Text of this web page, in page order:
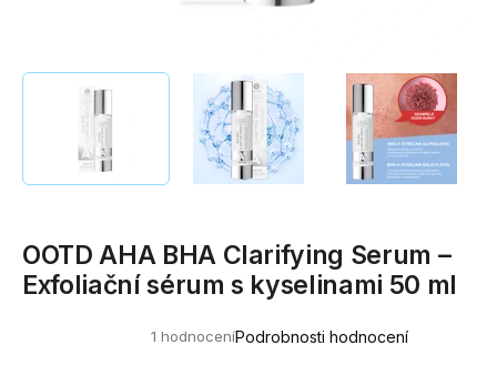
1 hodnoceníPodrobnosti hodnocení
OOTD AHA BHA Clarifying Serum –
Exfoliační sérum s kyselinami 50 ml
í
HLEDAT